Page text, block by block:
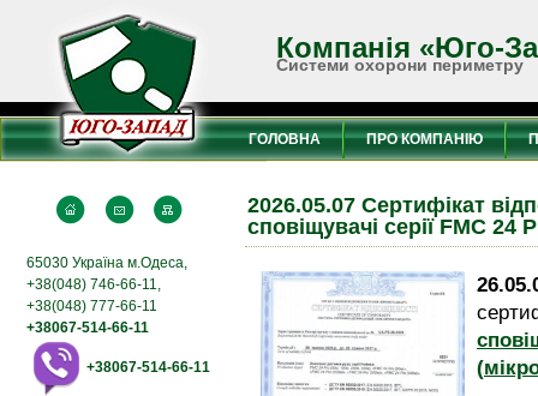
Компанія «Юго-
Системи охорони периметру
ГОЛОВНА ПРО КОМПАНІЮ
65030 Україна м.Одеса,
+38(048) 746-66-11,
+38(048) 777-66-11
+38067-514-66-11
+38067-514-66-11
2026.05.07 Сертифікат
сповіщувачі серії FMC 24
с
(